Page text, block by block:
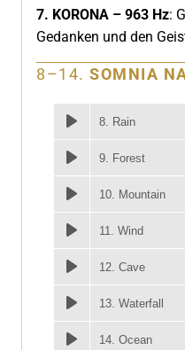
7. KORONA – 963 Hz:
Gedanken und den
8–14. SOMNIA
8. Rain
9. Forest
10. Mountain
11. Wind
12. Cave
13. Waterfall
14. Ocean